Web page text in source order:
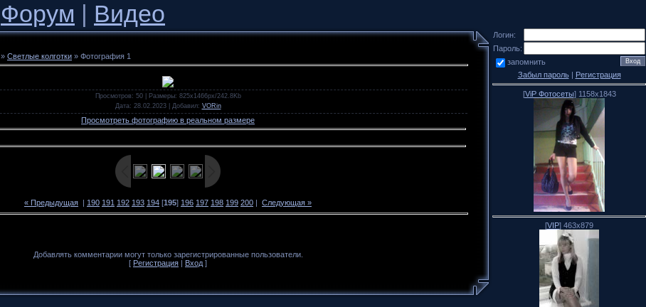
Форум | Видео
» Светлые колготки » Фотография 1
Просмотров: 50 | Размеры: 825x1466px/242.8Kb
Дата: 28.02.2023 | Добавил: VORin
Просмотреть фотографию в реальном размере
« Предыдущая | 190 191 192 193 194 [195] 196 197 198 199 200 | Следующая »
Добавлять комментарии могут только зарегистрированные пользователи.
[ Регистрация Вход ]
Логин:
Пароль:
запомнить
Забыл пароль| Регистрация
[ViP Фотосеты] 1158x1843
[VIP] 463x879